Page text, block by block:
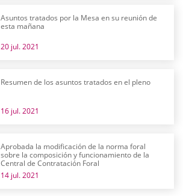
Asuntos tratados por la Mesa en su reunión de
esta mañana
20 jul. 2021
Resumen de los asuntos tratados en el pleno
16 jul. 2021
Aprobada la modificación de la norma foral
sobre la composición y funcionamiento de la
Central de Contratación Foral
14 jul. 2021